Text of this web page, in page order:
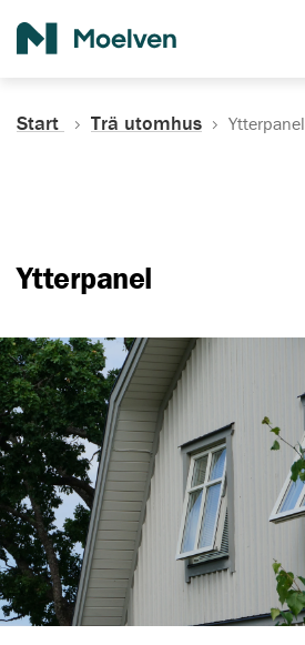
Start Trä utomhus Ytterpanel
Ytterpanel